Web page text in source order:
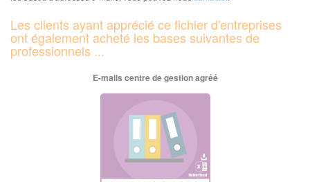
Les clients ayant apprécié ce fichier d'entreprises
ont également acheté les bases suivantes de
professionnels ...
E-mails centre de gestion agréé